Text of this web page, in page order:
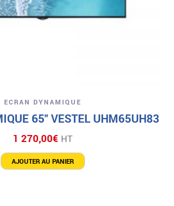
ECRAN DYNAMIQUE
65″ VESTEL UHM65UH83
1 270,00€ HT
AJOUTER AU PANIER